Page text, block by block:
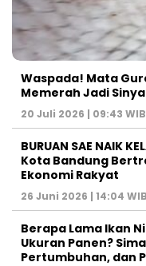
Waspada! Mata
Memerah Jadi
20 Juli 2026 | 09:43 WIB
BURUAN SAE NAIK
Kota Bandung
Ekonomi Rakyat
26 Juni 2026 | 14:04 WIB
Berapa Lama Ikan
Ukuran Panen?
Pertumbuhan, dan